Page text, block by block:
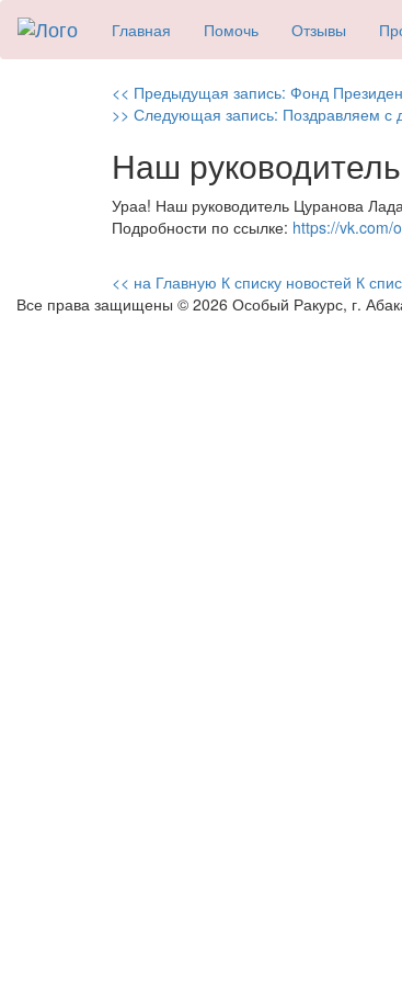
Главная Помочь Отзывы
Навигация
по
записям
<< Предыдущая запись: Previous
post:
Фонд
>> Следующая запись: Next
Поздравляем с
Наш
Ураа! Наш руководитель Цуранова
Подробности по ссылке: https://vk.com/
<< на Главную К списку новостей К
Все права защищены © 2026 Особый Ракурс, г.